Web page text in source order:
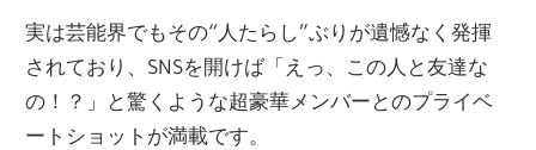
実は芸能界でもその“人たらし”ぶりが遺憾なく発揮
されており、SNSを開けば「えっ、この人と友達な
の！？」と驚くような超豪華メンバーとのプライベ
ートショットが満載です。